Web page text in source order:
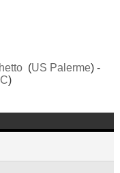
(US Palerme) -
)